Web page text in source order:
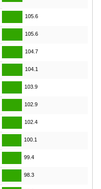
105.6
105.6
104.7
104.1
103.9
102.9
102.4
100.1
99.4
98.3